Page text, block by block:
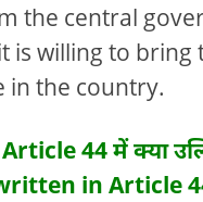
the central
is willing to bring
in the country.
44 में क्या
in Article